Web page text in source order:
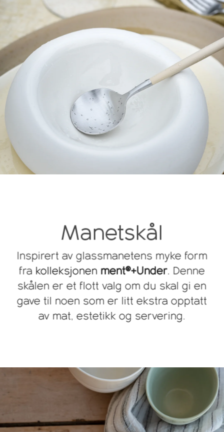
Manetskål
Inspirert av glassmanetens myke form
fra kolleksjonen ment®+Under. Denne
skålen er et flott valg om du skal gi en
gave til noen som er litt ekstra opptatt
av mat, estetikk og servering.